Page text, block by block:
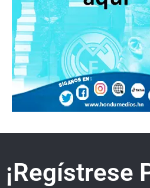
¡Regístrese